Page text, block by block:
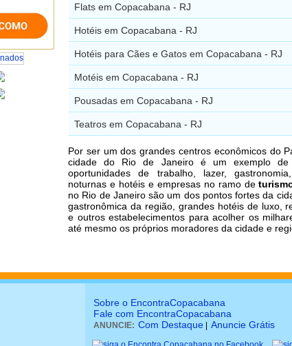
Flats em Copacabana - RJ
Hotéis em Copacabana - RJ
Hotéis para Cães e Gatos em Copacabana - RJ
Motéis em Copacabana - RJ
Pousadas em Copacabana - RJ
Teatros em Copacabana - RJ
Por ser um dos grandes centros econômicos do
cidade do Rio de Janeiro é um exemplo
oportunidades de trabalho, lazer,
noturnas e hotéis e empresas no ramo de
no Rio de Janeiro são um dos pontos fortes da
gastronômica da região, grandes hotéis de luxo,
e outros estabelecimentos para acolher os
até mesmo os próprios moradores da cidade e
Sobre o EncontraCopacabana
Fale com EncontraCopacabana
ANUNCIE: Com Destaque Anuncie Grátis